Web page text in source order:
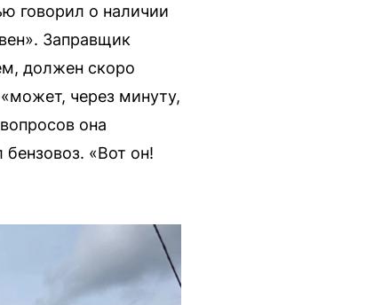
говорил о наличии
Заправщик
должен скоро
через минуту,
она
«Вот он!